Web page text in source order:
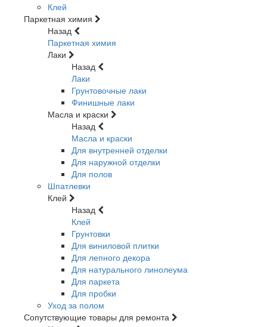
Клей
Паркетная химия
Назад
Паркетная химия
Лаки
Назад
Лаки
Грунтовочные лаки
Финишные лаки
Масла и краски
Назад
Масла и краски
Для внутренней отделки
Для наружной отделки
Для полов
Шпатлевки
Клей
Назад
Клей
Грунтовки
Для виниловой плитки
Для лепного декора
Для натурального линолеума
Для паркета
Для пробки
Уход за полом
Сопутствующие товары для ремонта